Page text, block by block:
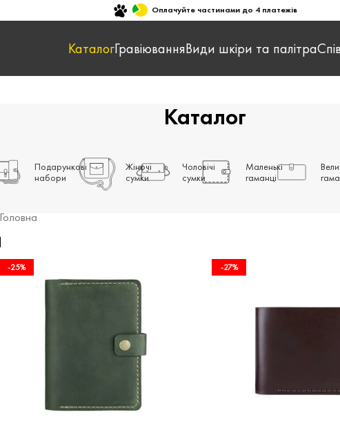
Оплачуйте частинами до 4 платежів
КаталогГравіюванняВиди шкіри та палітра
Каталог
Подарункові
набори
Жіночі
сумки
Чоловічі
сумки
Маленькі
гаманці
Головна
-25% -27%